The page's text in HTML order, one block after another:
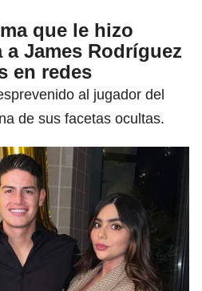
que le hizo
a James Rodríguez
en redes
al jugador del
de sus facetas ocultas.